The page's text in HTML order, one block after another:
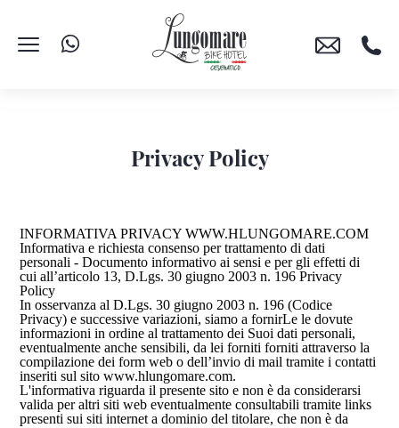
Privacy Policy
INFORMATIVA PRIVACY WWW.HLUNGOMARE.COM
Informativa e richiesta consenso per trattamento di dati
personali - Documento informativo ai sensi e per gli effetti di
cui all’articolo 13, D.Lgs. 30 giugno 2003 n. 196 Privacy
Policy
In osservanza al D.Lgs. 30 giugno 2003 n. 196 (Codice
Privacy) e successive variazioni, siamo a fornirLe le dovute
informazioni in ordine al trattamento dei Suoi dati personali,
eventualmente anche sensibili, da lei forniti forniti attraverso la
compilazione dei form web o dell’invio di mail tramite i contatti
inseriti sul sito www.hlungomare.com.
L'informativa riguarda il presente sito e non è da considerarsi
valida per altri siti web eventualmente consultabili tramite links
presenti sui siti internet a dominio del titolare, che non è da